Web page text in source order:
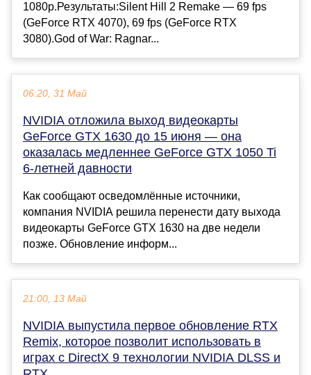
1080p.Результаты:Silent Hill 2 Remake — 69 fps
(GeForce RTX 4070), 69 fps (GeForce RTX
3080).God of War: Ragnar...
06:20, 31 Май
NVIDIA отложила выход видеокарты
GeForce GTX 1630 до 15 июня — она
оказалась медленнее GeForce GTX 1050 Ti
6-летней давности
Как сообщают осведомлённые источники,
компания NVIDIA решила перенести дату выхода
видеокарты GeForce GTX 1630 на две недели
позже. Обновление информ...
21:00, 13 Май
NVIDIA выпустила первое обновление RTX
Remix, которое позволит использовать в
играх с DirectX 9 технологии NVIDIA DLSS и